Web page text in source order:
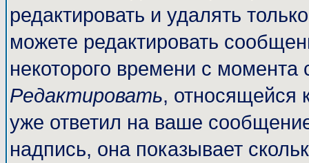
редактировать и удалять
можете редактировать
некоторого времени с
Редактировать, относящейся
уже ответил на ваше
надпись, она показывает